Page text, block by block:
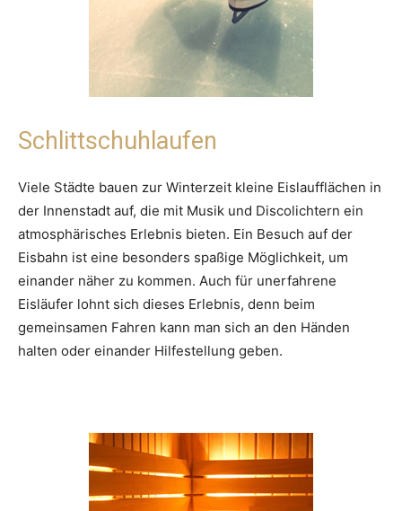
Schlittschuhlaufen
Viele Städte bauen zur Winterzeit kleine Eislaufflächen in
der Innenstadt auf, die mit Musik und Discolichtern ein
atmosphärisches Erlebnis bieten. Ein Besuch auf der
Eisbahn ist eine besonders spaßige Möglichkeit, um
einander näher zu kommen. Auch für unerfahrene
Eisläufer lohnt sich dieses Erlebnis, denn beim
gemeinsamen Fahren kann man sich an den Händen
halten oder einander Hilfestellung geben.